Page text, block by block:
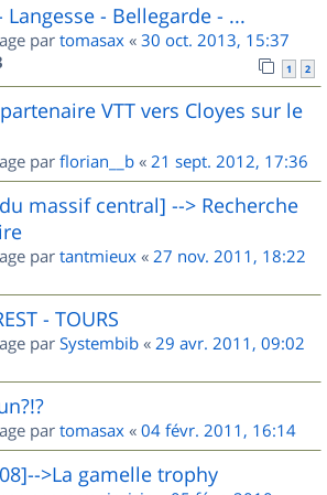
- Bellegarde - ...
par tomasax « 30 oct. 2013, 15:37
1 2
VTT vers Cloyes sur le
par florian__b « 21 sept. 2012, 17:36
massif central] --> Recherche
par tantmieux « 27 nov. 2011, 18:22
- TOURS
par Systembib « 29 avr. 2011, 09:02
par tomasax « 04 févr. 2011, 16:14
>La gamelle trophy